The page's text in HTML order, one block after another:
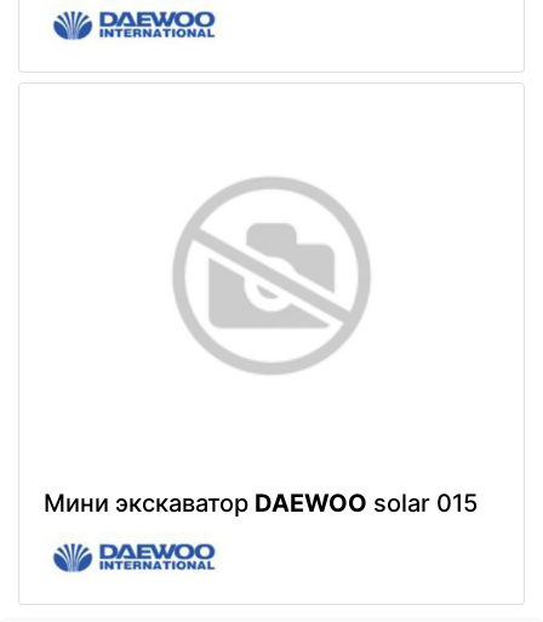
Мини экскаватор DAEWOO solar 015